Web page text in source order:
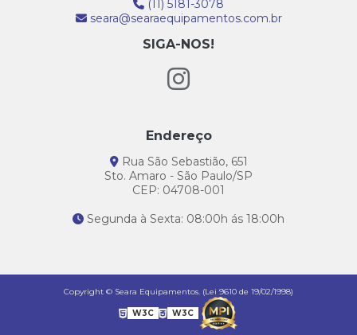
(11) 5181-3078
seara@searaequipamentos.com.br
SIGA-NOS!
Endereço
Rua São Sebastião, 651
Sto. Amaro - São Paulo/SP
CEP: 04708-001
Segunda à Sexta: 08:00h ás 18:00h
Copyright © Seara Equipamentos. (Lei 9610 de 19/02/1998)
W3C W3C